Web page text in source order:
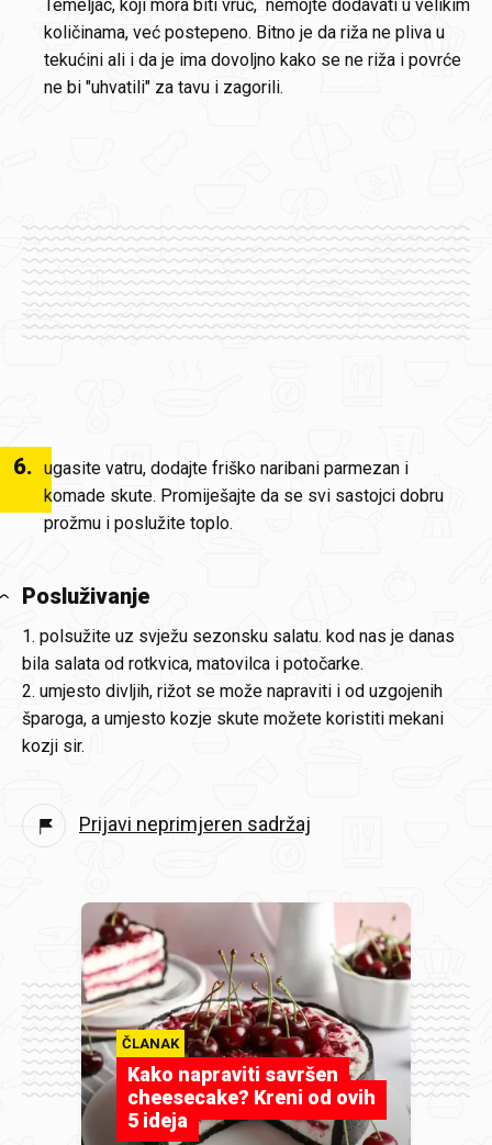
Temeljac, koji mora biti vruć, nemojte dodavati u velikim
količinama, već postepeno. Bitno je da riža ne pliva u
tekućini ali i da je ima dovoljno kako se ne riža i povrće
ne bi "uhvatili" za tavu i zagorili.
6. ugasite vatru, dodajte friško naribani parmezan i
komade skute. Promiješajte da se svi sastojci dobru
prožmu i poslužite toplo.
Posluživanje
1. polsužite uz svježu sezonsku salatu. kod nas je danas
bila salata od rotkvica, matovilca i potočarke.
2. umjesto divljih, rižot se može napraviti i od uzgojenih
šparoga, a umjesto kozje skute možete koristiti mekani
kozji sir.
Prijavi neprimjeren sadržaj
ČLANAK
Kako napraviti savršen
cheesecake? Kreni od ovih
5 ideja